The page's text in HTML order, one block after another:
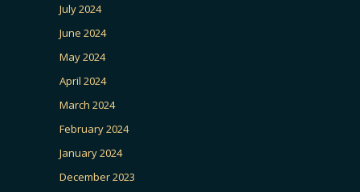
July 2024
June 2024
May 2024
April 2024
March 2024
February 2024
January 2024
December 2023